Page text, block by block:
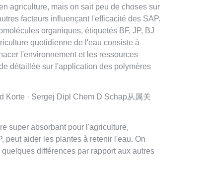
agriculture, mais on sait peu de choses sur
facteurs influençant l'efficacité des SAP.
organiques, étiquetés BF, JP, BJ
quotidienne de l'eau consiste à
l'environnement et les ressources
détaillée sur l'application des polymères
Korte · Sergej Dipl Chem D Schap从属关
super absorbant pour l'agriculture,
peut aider les plantes à retenir l'eau. On
différences par rapport aux autres